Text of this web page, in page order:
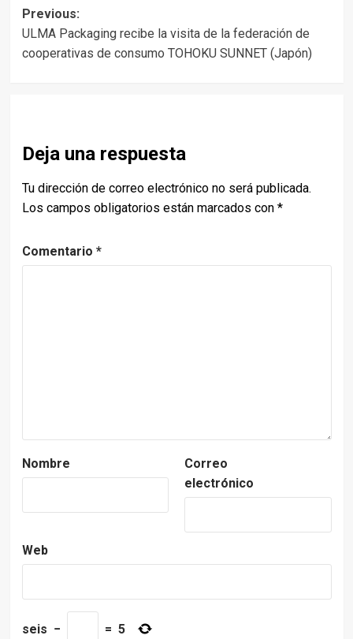
Post
navigation
Previous:
ULMA Packaging recibe la visita de la federación de
cooperativas de consumo TOHOKU SUNNET (Japón)
Deja una respuesta
Tu dirección de correo electrónico no será publicada.
Los campos obligatorios están marcados con *
Comentario *
Nombre
Correo
electrónico
Web
seis − = 5